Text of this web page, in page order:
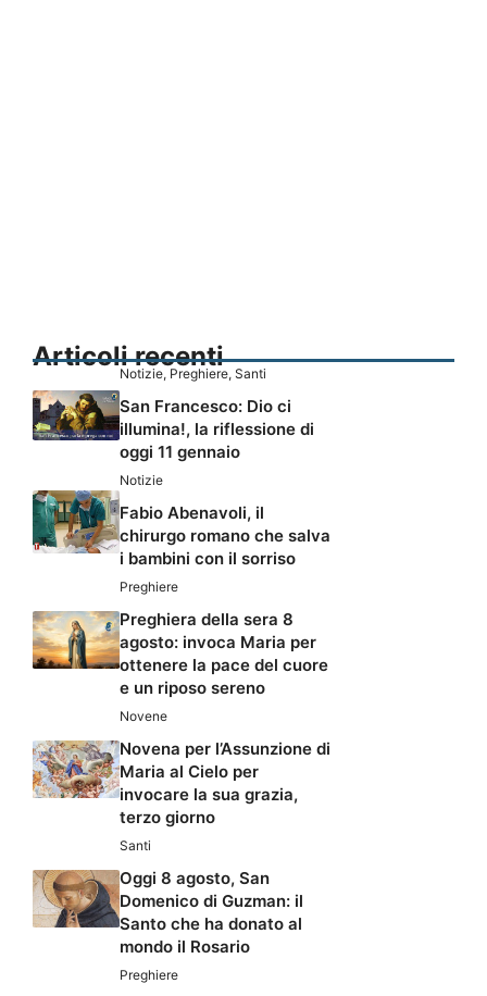
Articoli recenti
Notizie, Preghiere, Santi
San Francesco: Dio ci
illumina!, la riflessione di
oggi 11 gennaio
Notizie
Fabio Abenavoli, il
chirurgo romano che salva
i bambini con il sorriso
Preghiere
Preghiera della sera 8
agosto: invoca Maria per
ottenere la pace del cuore
e un riposo sereno
Novene
Novena per l’Assunzione di
Maria al Cielo per
invocare la sua grazia,
terzo giorno
Santi
Oggi 8 agosto, San
Domenico di Guzman: il
Santo che ha donato al
mondo il Rosario
Preghiere